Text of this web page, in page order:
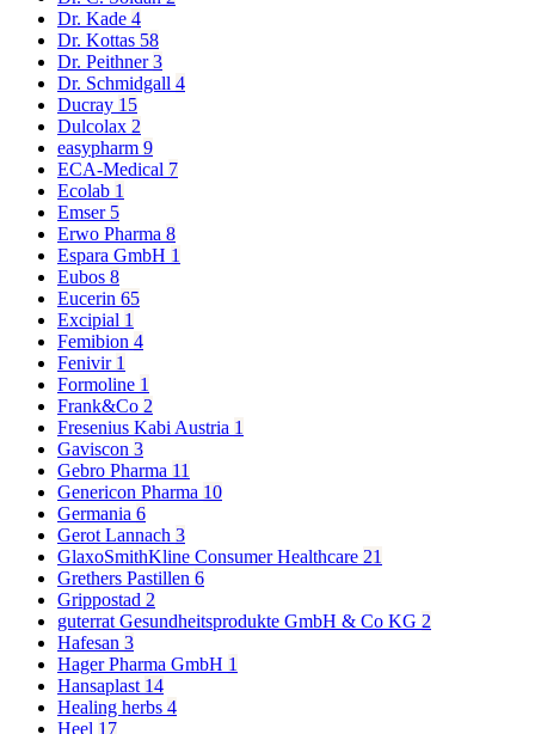
Dr. Kade 4
Dr. Kottas 58
Dr. Peithner3
Dr. Schmidgall 4
Ducray 15
Dulcolax 2
easypharm 9
ECA-Medical 7
Ecolab 1
Emser 5
Erwo Pharma 8
Espara GmbH 1
Eubos 8
Eucerin 65
Excipial 1
Femibion 4
Fenivir 1
Formoline 1
Frank&Co 2
Fresenius Kabi Austria 1
Gaviscon 3
Gebro Pharma 11
Genericon Pharma 10
Germania 6
Gerot Lannach 3
GlaxoSmithKline Consumer Healthcare 21
Grethers Pastillen 6
Grippostad 2
guterrat Gesundheitsprodukte GmbH & Co KG 2
Hafesan 3
Hager Pharma GmbH 1
Hansaplast 14
Healing herbs 4
Heel 17